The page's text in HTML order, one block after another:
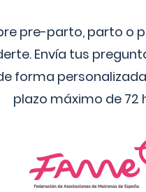
pre-parto, parto
Envía tus
forma
plazo máximo de 72